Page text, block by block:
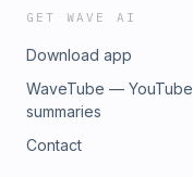
GET WAVE AI
Download app
WaveTube — YouTube
summaries
Contact